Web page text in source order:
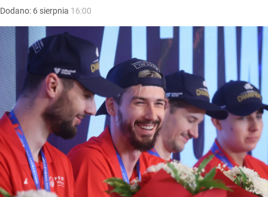
Dodano: 6 sierpnia 16:00